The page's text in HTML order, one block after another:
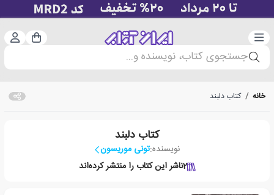
دسته‌بندی سبد
جستجوی کتاب، نویسنده و...
خانه / کتاب دلبند
کتاب دلبند
نویسنده:تونی موریسون
2ناشر این کتاب را منتشر کرده‌اند